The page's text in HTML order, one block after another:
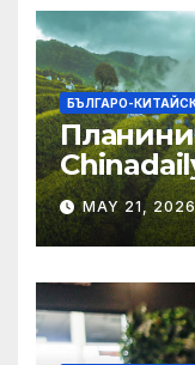
БЪЛГАРО-
MAY 21,